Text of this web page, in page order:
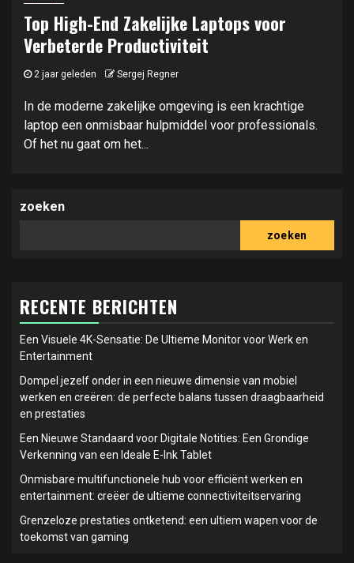
Top High-End Zakelijke Laptops voor
Verbeterde Productiviteit
2 jaar geleden Sergej Regner
In de moderne zakelijke omgeving is een krachtige
laptop een onmisbaar hulpmiddel voor professionals.
Of het nu gaat om het...
zoeken
zoeken
RECENTE BERICHTEN
Een Visuele 4K-Sensatie: De Ultieme Monitor voor Werk en
Entertainment
Dompel jezelf onder in een nieuwe dimensie van mobiel
werken en creëren: de perfecte balans tussen draagbaarheid
en prestaties
Een Nieuwe Standaard voor Digitale Notities: Een Grondige
Verkenning van een Ideale E-Ink Tablet
Onmisbare multifunctionele hub voor efficiënt werken en
entertainment: creëer de ultieme connectiviteitservaring
Grenzeloze prestaties ontketend: een ultiem wapen voor de
toekomst van gaming